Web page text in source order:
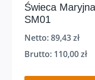
Świeca Maryjna
SM01
Netto:89,43zł
Brutto: 110,00zł